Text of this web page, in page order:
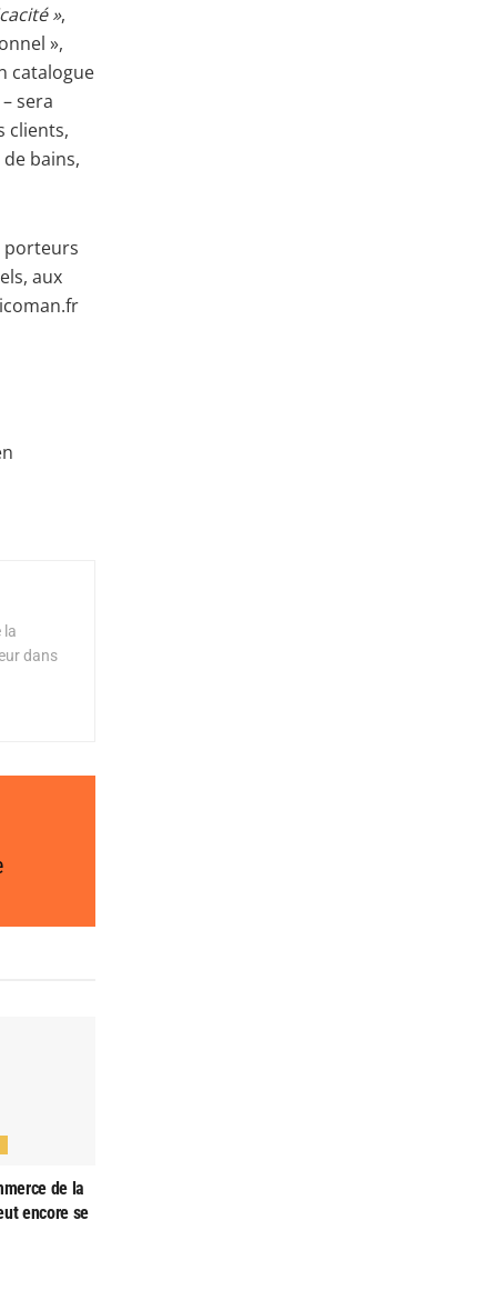
»,
»,
catalogue
sera
clients,
bains,
aux
la
dans
de la
encore se